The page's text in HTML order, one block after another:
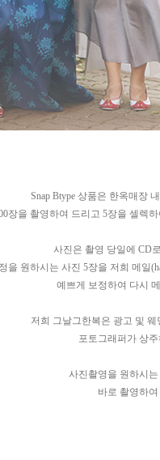
Snap Btype 상품은 한옥매장
장을 촬영하여 드리고 5장을 셀렉
사진은 촬영 당일에 CD
을 원하시는 사진 5장을 저희 메일(
예쁘게 보정하여 다시
저희 그날그한복은 광고 및
포토그래퍼가 상
사진촬영을 원하시
바로 촬영하